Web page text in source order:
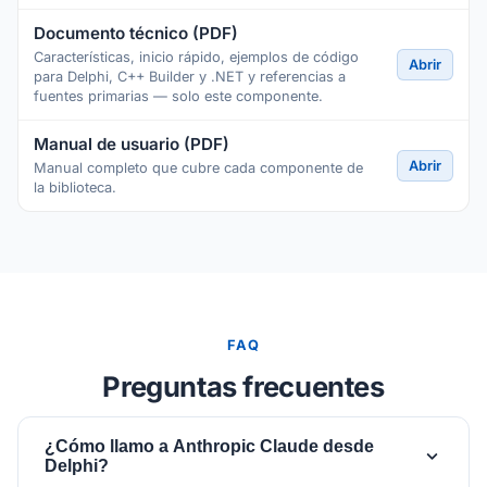
Documento técnico (PDF)
Características, inicio rápido, ejemplos de código
para Delphi, C++ Builder y .NET y referencias a
fuentes primarias — solo este componente.
Abrir
Manual de usuario (PDF)
Manual completo que cubre cada componente de
la biblioteca.
Abrir
FAQ
Preguntas frecuentes
¿Cómo llamo a Anthropic Claude desde
Delphi?